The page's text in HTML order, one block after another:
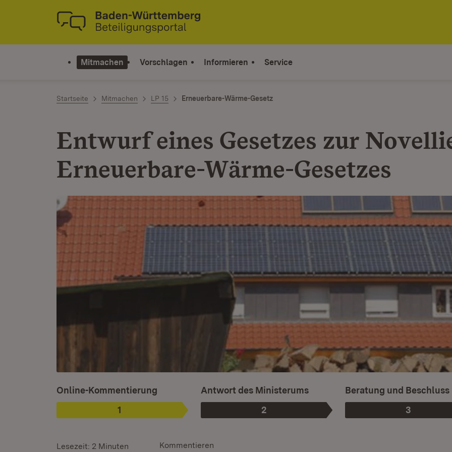
Zum Inhalt springen
Link zur Startseite
Mitmachen Vorschlagen Informieren Service
Startseite Mitmachen LP 15 Erneuerbare-Wärme-Gesetz
Entwurf eines Gesetzes zur
Erneuerbare-Wärme-Gesetzes
Phase
1
:
Ist ausgewählt.
Online-Kommentierung
Phase
2
:
Antwort des Ministerums
Phase
3
:
Beratung und Beschluss
Kommentieren
Lesezeit: 2 Minuten